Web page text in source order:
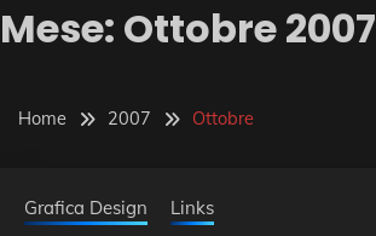
Mese: Ottobre 2007
Home 2007 Ottobre
Grafica Design Links